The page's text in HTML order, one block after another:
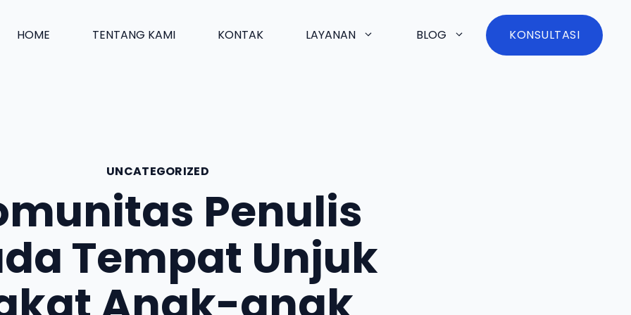
HOME TENTANG KAMI KONTAK LAYANAN BLOG KONSULTASI
UNCATEGORIZED
Penulis
Tempat Unjuk